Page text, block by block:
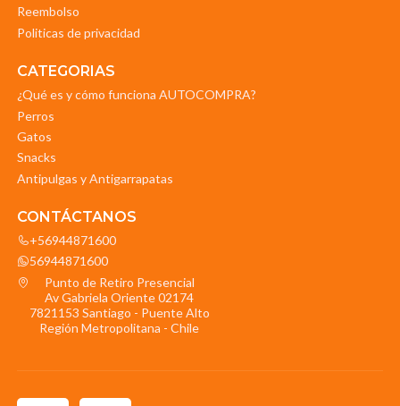
Reembolso
Politicas de privacidad
CATEGORIAS
¿Qué es y cómo funciona AUTOCOMPRA?
Perros
Gatos
Snacks
Antipulgas y Antigarrapatas
CONTÁCTANOS
+56944871600
56944871600
Punto de Retiro Presencial
Av Gabriela Oriente 02174
7821153 Santiago - Puente Alto
Región Metropolitana - Chile